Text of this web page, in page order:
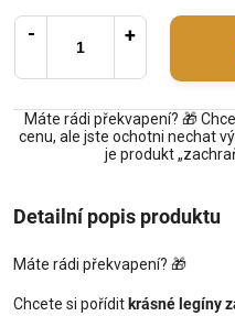
Máte rádi překvapení? 🎁
cenu, ale jste ochotni nechat
je produkt
Detailní popis produktu
Máte rádi překvapení? 🎁
Chcete si pořídit krásné legíny